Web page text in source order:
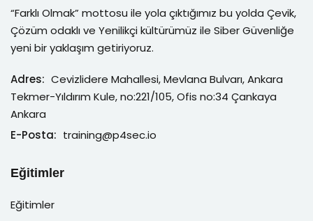
“Farklı Olmak” mottosu ile yola çıktığımız bu yolda Çevik,
Çözüm odaklı ve Yenilikçi kültürümüz ile Siber Güvenliğe
yeni bir yaklaşım getiriyoruz.
Adres: Cevizlidere Mahallesi, Mevlana Bulvarı, Ankara
Tekmer-Yıldırım Kule, no:221/105, Ofis no:34 Çankaya
Ankara
E-Posta: training@p4sec.io
Eğitimler
Eğitimler